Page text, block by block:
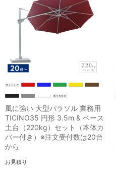
風に強い 大型パラソル 業務用
TICINO35 円形 3.5m & ベース
土台（220kg）セット（本体カ
バー付き）※注文受付数は20台
から
お見積り